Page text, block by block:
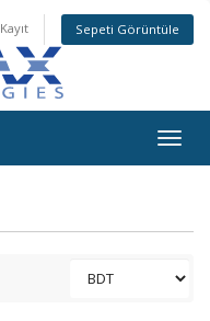
Kayıt Sepeti Görüntüle